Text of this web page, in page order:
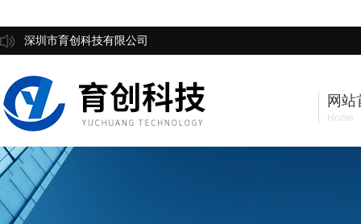
深圳市育创科技有限公司
网站
Home